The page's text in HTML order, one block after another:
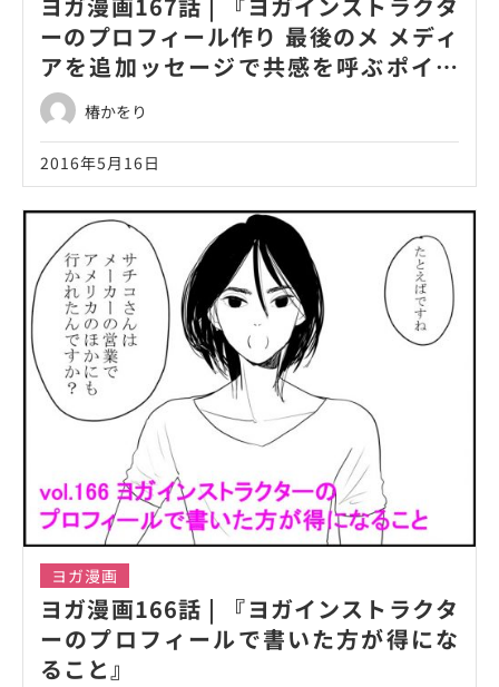
ーのプロフィール作り 最後のメ メディ
アを追加ッセージで共感を呼ぶポイン
ト！』椿かをり
2016年5月16日
ヨガ漫画
ヨガ漫画166話 | 『ヨガインストラクタ
ーのプロフィールで書いた方が得にな
ること』